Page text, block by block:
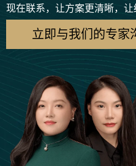
现在联系，让方案更清晰，让
立即与我们的专家